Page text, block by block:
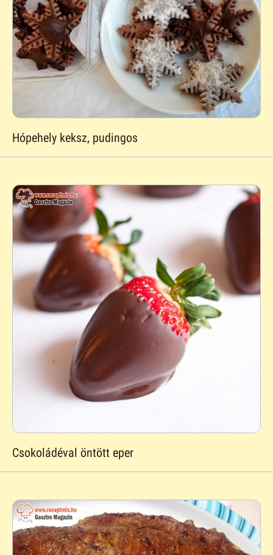
Hópehely keksz, pudingos
Csokoládéval öntött eper